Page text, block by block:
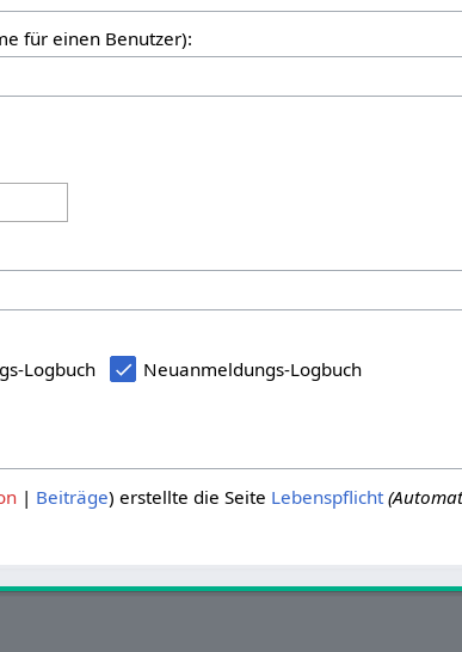
für einen Benutzer):
Logbuch Neuanmeldungs-Logbuch
Beiträge erstellte die Seite Lebenspflicht